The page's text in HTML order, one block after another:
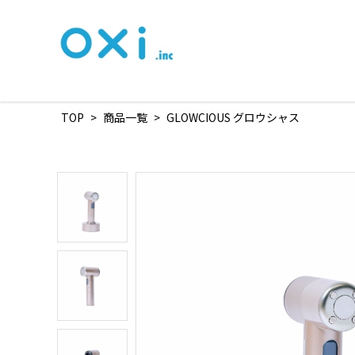
TOP > 商品一覧 > GLOWCIOUS グロウシャス